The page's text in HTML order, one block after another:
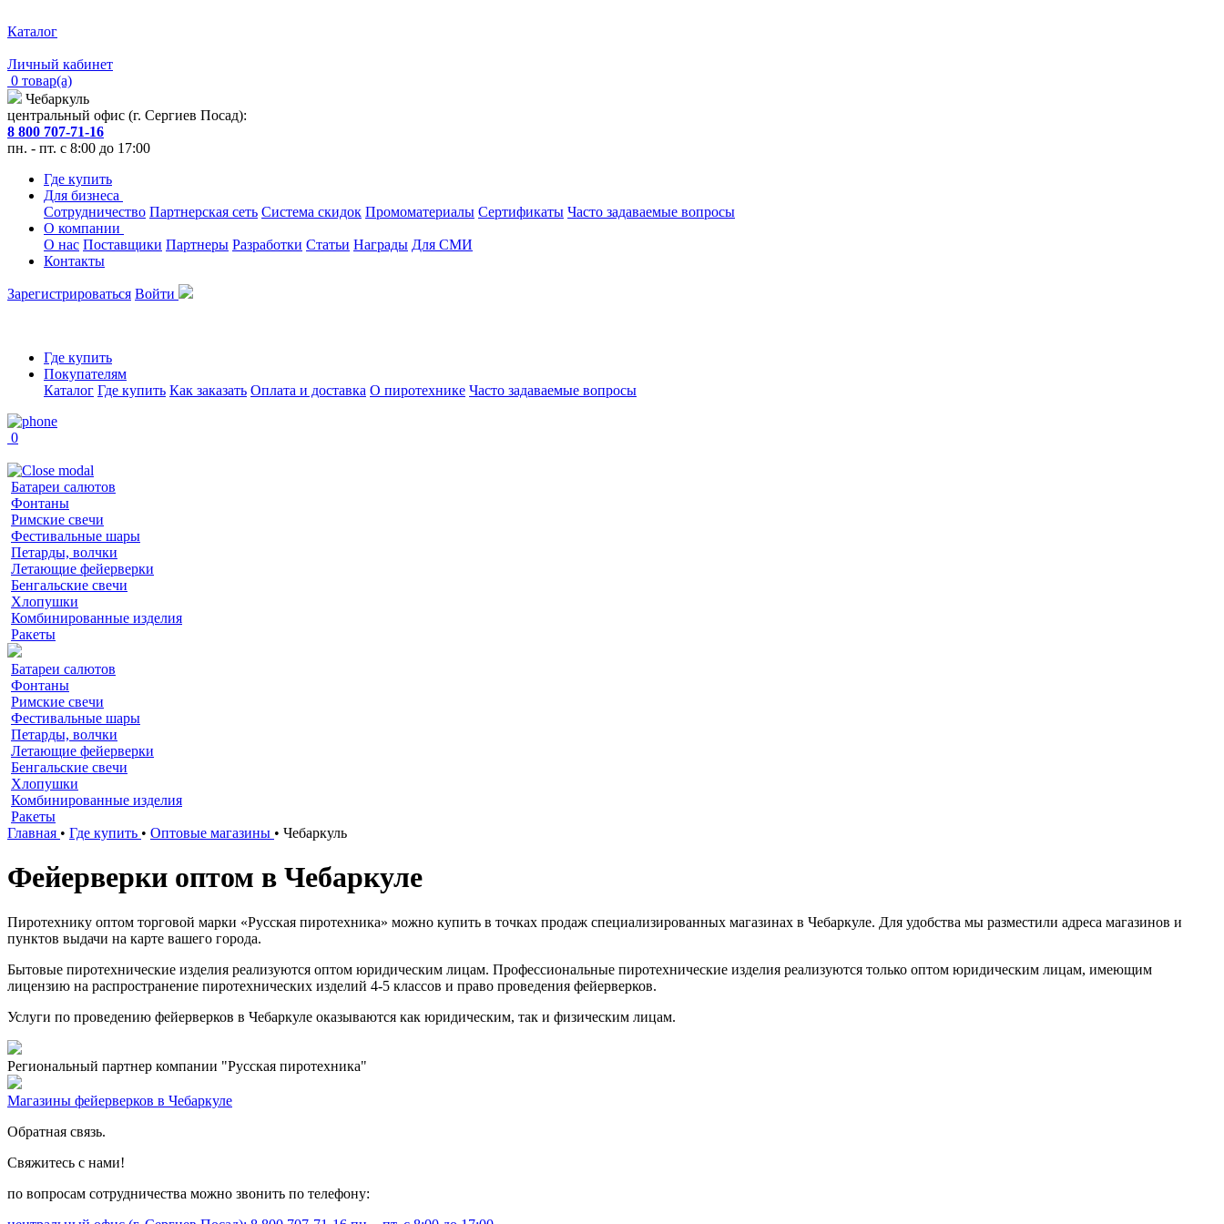
Каталог
Личный кабинет
0 товар(а)
Чебаркуль
центральный офис (г. Сергиев Посад):
8 800 707-71-16
пн. - пт. с 8:00 до 17:00
Где купить
Для бизнеса
Сотрудничество Партнерская сеть Система скидок Промоматериалы Сертификаты Часто задаваемые вопросы
О компании
О нас Поставщики Партнеры Разработки Статьи Награды Для СМИ
Контакты
Зарегистрироваться Войти
Где купить
Покупателям
Каталог Где купить Как заказать Оплата и доставка О пиротехнике Часто задаваемые вопросы
0
Батареи салютов
Фонтаны
Римские свечи
Фестивальные шары
Петарды, волчки
Летающие фейерверки
Бенгальские свечи
Хлопушки
Комбинированные изделия
Ракеты
Батареи салютов
Фонтаны
Римские свечи
Фестивальные шары
Петарды, волчки
Летающие фейерверки
Бенгальские свечи
Хлопушки
Комбинированные изделия
Ракеты
Главная • Где купить • Оптовые магазины • Чебаркуль
Фейерверки оптом в Чебаркуле
Пиротехнику оптом торговой марки «Русская пиротехника» можно купить в точках продаж специализированных магазинах в Чебаркуле. Для удобства мы разместили адреса магазинов и
пунктов выдачи на карте вашего города.
Бытовые пиротехнические изделия реализуются оптом юридическим лицам. Профессиональные пиротехнические изделия реализуются только оптом юридическим лицам, имеющим
лицензию на распространение пиротехнических изделий 4-5 классов и право проведения фейерверков.
Услуги по проведению фейерверков в Чебаркуле оказываются как юридическим, так и физическим лицам.
Региональный партнер компании "Русская пиротехника"
Магазины фейерверков в Чебаркуле
Обратная связь.
Свяжитесь с нами!
по вопросам сотрудничества можно звонить по телефону: